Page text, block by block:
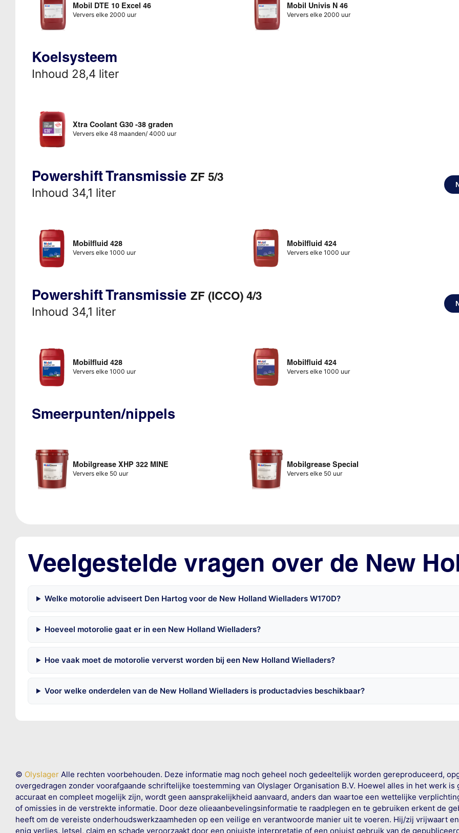
Mobil DTE 10 Excel 46
Ververs elke 2000 uur
Mobil Univis N 46
Ververs elke 2000 uur
Koelsysteem
Inhoud 28,4 liter
Xtra Coolant G30 -38 graden
Ververs elke 48 maanden/ 4000 uur
Powershift Transmissie ZF 5/3
Inhoud 34,1 liter
Mobilfluid 428
Ververs elke 1000 uur
Mobilfluid 424
Ververs elke 1000 uur
Powershift Transmissie ZF (ICCO) 4/3
Inhoud 34,1 liter
Mobilfluid 428
Ververs elke 1000 uur
Mobilfluid 424
Ververs elke 1000 uur
Smeerpunten/nippels
Mobilgrease XHP 322 MINE
Ververs elke 50 uur
Mobilgrease Special
Ververs elke 50 uur
Veelgestelde vragen over de New
Welke motorolie adviseert Den Hartog voor de New Holland Wielladers W170D?
Hoeveel motorolie gaat er in een New Holland Wielladers?
Hoe vaak moet de motorolie ververst worden bij een New Holland Wielladers?
Voor welke onderdelen van de New Holland Wielladers is productadvies beschikbaar?
© OlyslagerAlle rechten voorbehouden. Deze informatie mag noch geheel noch gedeeltelijk worden gereproduceerd,
overgedragen zonder voorafgaande schriftelijke toestemming van Olyslager Organisation B.V. Hoewel alles in het werk
accuraat en compleet mogelijk zijn, wordt geen aansprakelijkheid aanvaard, anders dan waartoe een wettelijke
of omissies in de verstrekte informatie. Door deze olieaanbevelingsinformatie te raadplegen en te gebruiken erkent de
heeft om de vereiste onderhoudswerkzaamheden op een veilige en verantwoorde manier uit te voeren. Hij/zij vrijwaart
enig verlies, letsel, claim en schade veroorzaakt door een onjuiste interpretatie of een onjuist gebruik van de